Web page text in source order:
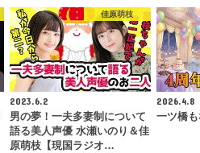
佳原萌枝
2023.6.2
男の夢！一夫多妻制について
語る美人声優 水瀬いのり＆佳
原萌枝【現国ラジオ…
2026.4.8
一ツ橋